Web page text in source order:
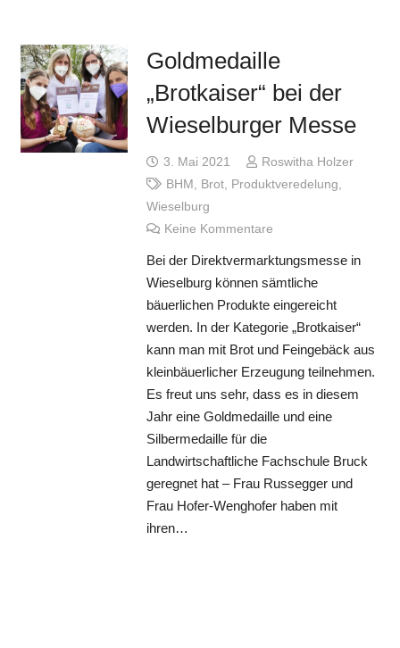
Goldmedaille
„Brotkaiser“ bei der
Wieselburger Messe
3. Mai 2021
Roswitha Holzer
BHM
Brot, Produktveredelung
Wieselburg
Keine Kommentare
Bei der Direktvermarktungsmesse in
Wieselburg können sämtliche
bäuerlichen Produkte eingereicht
werden. In der Kategorie „Brotkaiser“
kann man mit Brot und Feingebäck aus
kleinbäuerlicher Erzeugung teilnehmen.
Es freut uns sehr, dass es in diesem
Jahr eine Goldmedaille und eine
Silbermedaille für die
Landwirtschaftliche Fachschule Bruck
geregnet hat – Frau Russegger und
Frau Hofer-Wenghofer haben mit
ihren…